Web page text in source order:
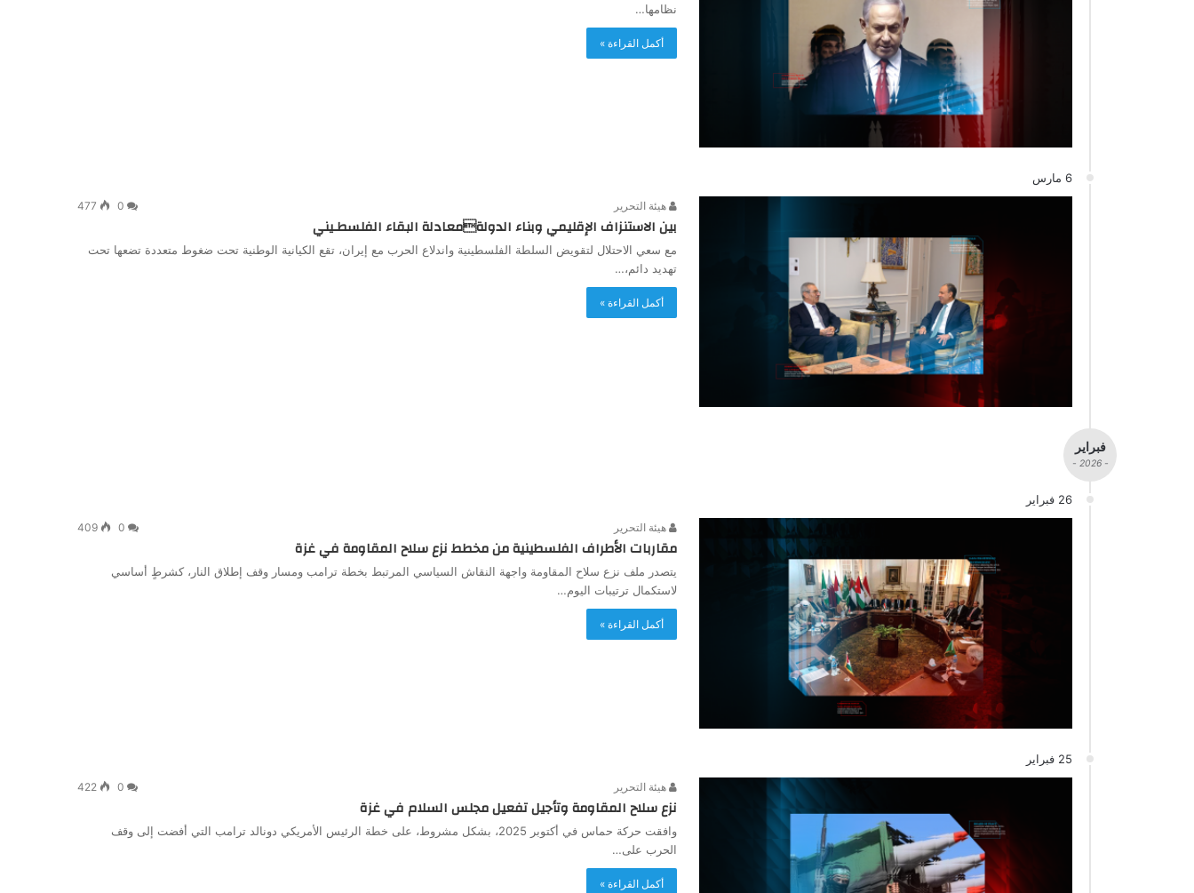
نظامها…
أكمل القراءة »
6 مارس
هيئة التحرير 0
477
بين الاستنزاف الإقليمي وبناء الدولةمعادلة البقاء الفلسطـيني
مع سعي الاحتلال لتقويض السلطة الفلسطينية واندلاع الحرب مع إيران، تقع الكيانية الوطنية تحت ضغوط متعددة تضعها تحت
تهديد دائم،…
أكمل القراءة »
فبراير
- 2026 -
26 فبراير
هيئة التحرير 0
409
مقاربات الأطراف الفلسطينية من مخطط نزع سلاح المقاومة في غزة
يتصدر ملف نزع سلاح المقاومة واجهة النقاش السياسي المرتبط بخطة ترامب ومسار وقف إطلاق النار، كشرطٍ أساسي
لاستكمال ترتيبات اليوم…
أكمل القراءة »
25 فبراير
هيئة التحرير 0
422
نزع سلاح المقاومة وتأجيل تفعيل مجلس السلام في غزة
وافقت حركة حماس في أكتوبر 2025، بشكل مشروط، على خطة الرئيس الأمريكي دونالد ترامب التي أفضت إلى وقف
الحرب على…
أكمل القراءة »